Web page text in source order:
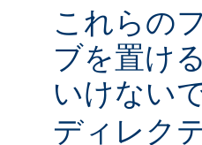
これらの
ブを置け
いけない
ディレク